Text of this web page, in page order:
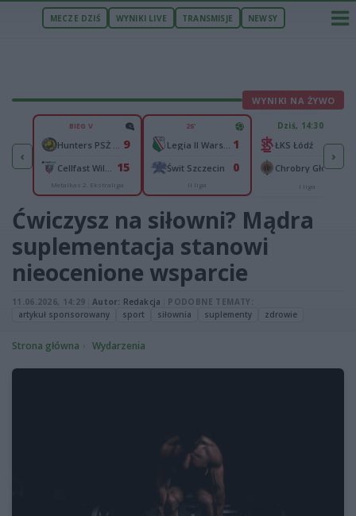
MECZE DZIŚ WYNIKI LIVE TRANSMISJE NEWSY
WYNIKI NA ŻYWO
‹
2
4
BIEG V
9
15
Metalkas 2. Ekstraliga
26'
1
Świt Szczecin 0
II liga
Dziś, 14:30
ŁKS Łódź
Chrobry Głogów
I liga
›
Ćwiczysz na siłowni? Mądra
suplementacja stanowi
nieocenione wsparcie
11.06.2026, 14:29 Autor: Redakcja
PODOBNE TEMATY:
artykuł sponsorowany
sport siłownia suplementy zdrowie
Strona główna Wydarzenia